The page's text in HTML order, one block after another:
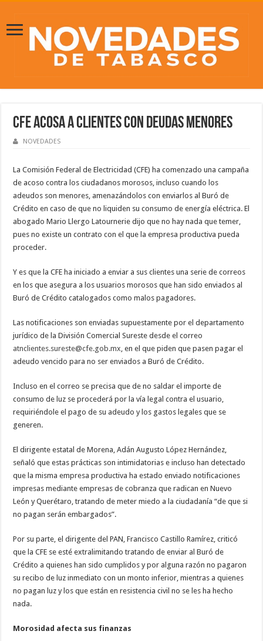
CFE acosa a clientes con deudas menores
NOVEDADES
La Comisión Federal de Electricidad (CFE) ha comenzado una campaña
de acoso contra los ciudadanos morosos, incluso cuando los
adeudos son menores, amenazándolos con enviarlos al Buró de
Crédito en caso de que no liquiden su consumo de energía eléctrica. El
abogado Mario Llergo Latournerie dijo que no hay nada que temer,
pues no existe un contrato con el que la empresa productiva pueda
proceder.
Y es que la CFE ha iniciado a enviar a sus clientes una serie de correos
en los que asegura a los usuarios morosos que han sido enviados al
Buró de Crédito catalogados como malos pagadores.
Las notificaciones son enviadas supuestamente por el departamento
jurídico de la División Comercial Sureste desde el correo
atnclientes.sureste@cfe.gob.mx, en el que piden que pasen pagar el
adeudo vencido para no ser enviados a Buró de Crédito.
Incluso en el correo se precisa que de no saldar el importe de
consumo de luz se procederá por la vía legal contra el usuario,
requiriéndole el pago de su adeudo y los gastos legales que se
generen.
El dirigente estatal de Morena, Adán Augusto López Hernández,
señaló que estas prácticas son intimidatorias e incluso han detectado
que la misma empresa productiva ha estado enviado notificaciones
impresas mediante empresas de cobranza que radican en Nuevo
León y Querétaro, tratando de meter miedo a la ciudadanía “de que si
no pagan serán embargados”.
Por su parte, el dirigente del PAN, Francisco Castillo Ramírez, criticó
que la CFE se esté extralimitando tratando de enviar al Buró de
Crédito a quienes han sido cumplidos y por alguna razón no pagaron
su recibo de luz inmediato con un monto inferior, mientras a quienes
no pagan luz y los que están en resistencia civil no se les ha hecho
nada.
Morosidad afecta sus finanzas